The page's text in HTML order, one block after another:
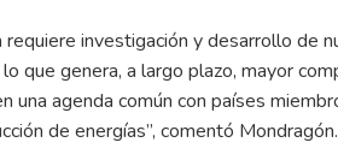
investigación y desarrollo de
que genera, a largo plazo, mayor
una agenda común con países
de energías”, comentó Mondragón.